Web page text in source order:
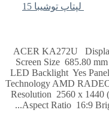
لپتاپ توشیبا 15
[vc_row][vc_column][vc_column_text]ACER KA272U
Screen Size 685.80
LED Backlight Yes
Technology AMD
Resolution 2560 x 1440
Aspect Ratio 16:9